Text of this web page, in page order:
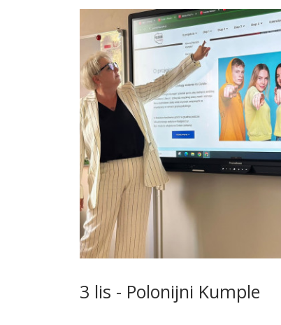
3 lis - Polonijni Kumple